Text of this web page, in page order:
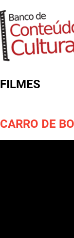
FILMES
CARRO DE